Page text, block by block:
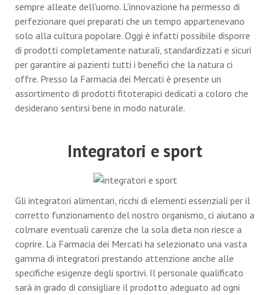
sempre alleate dell'uomo. L'innovazione ha permesso di
perfezionare quei preparati che un tempo appartenevano
solo alla cultura popolare. Oggi è infatti possibile disporre
di prodotti completamente naturali, standardizzati e sicuri
per garantire ai pazienti tutti i benefici che la natura ci
offre. Presso la Farmacia dei Mercati è presente un
assortimento di prodotti fitoterapici dedicati a coloro che
desiderano sentirsi bene in modo naturale.
Integratori e sport
Gli integratori alimentari, ricchi di elementi essenziali per il
corretto funzionamento del nostro organismo, ci aiutano a
colmare eventuali carenze che la sola dieta non riesce a
coprire. La Farmacia dei Mercati ha selezionato una vasta
gamma di integratori prestando attenzione anche alle
specifiche esigenze degli sportivi. Il personale qualificato
sarà in grado di consigliare il prodotto adeguato ad ogni